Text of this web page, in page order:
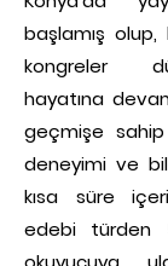
başlamış
kongreler
hayatına
geçmişe
deneyimi ve
kısa süre
edebi türden